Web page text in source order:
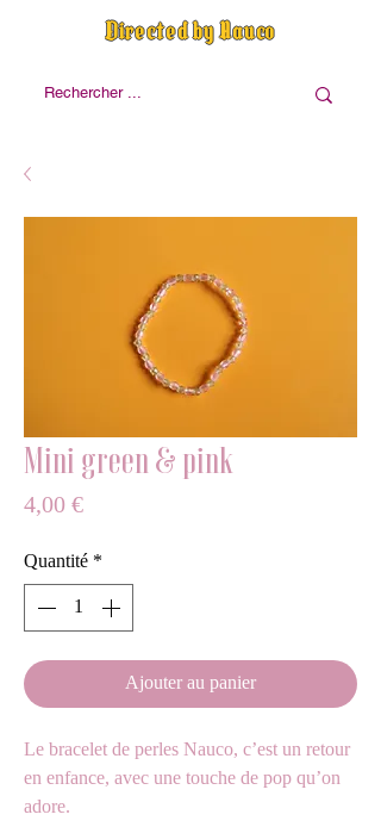
Directed by Nauco
Mini green & pink
4,00 €Prix
Quantité*
Ajouter au panier
Le bracelet de perles Nauco, c’est un retour
en enfance, avec une touche de pop qu’on
adore.